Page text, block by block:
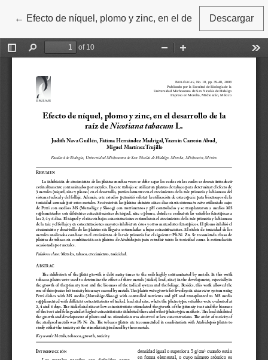
← Volver a los detalles del artículo
Efecto de níquel, plomo y zinc, en el desarrollo de la
Descargar